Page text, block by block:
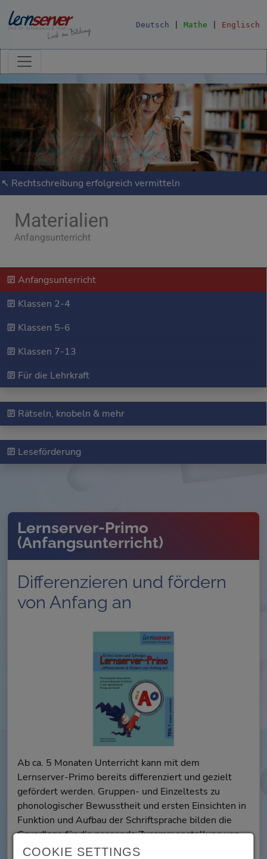
Deutsch Mathe Englisch
↖ Rechtschreibung erfolgreich vermitteln
Materialien
Anfangsunterricht
Anfangsunterricht
Klassen 2-4
Klassen 5-6
Klassen 7-13
Für die Lehrkraft
Rätseln, knobeln & mehr
Leseförderung
Lernserver-Primo
(Anfangsunterricht)
Differenzieren und fördern
von Anfang an
Ab ca. 5 Monaten Unterricht kann mit dem
Lernserver-Primo bereits differenziert und gezielt
gefördert werden. Gruppen- und Einzeltests zu
phonologischer Bewusstheit und ersten Einsichten in
Funktion und Aufbau der Schriftsprache bilden die
Grundlage für die passende Zusammenstellung von
Übungen, Spielen und Arbeitsblättern. In der
COOKIE SETTINGS